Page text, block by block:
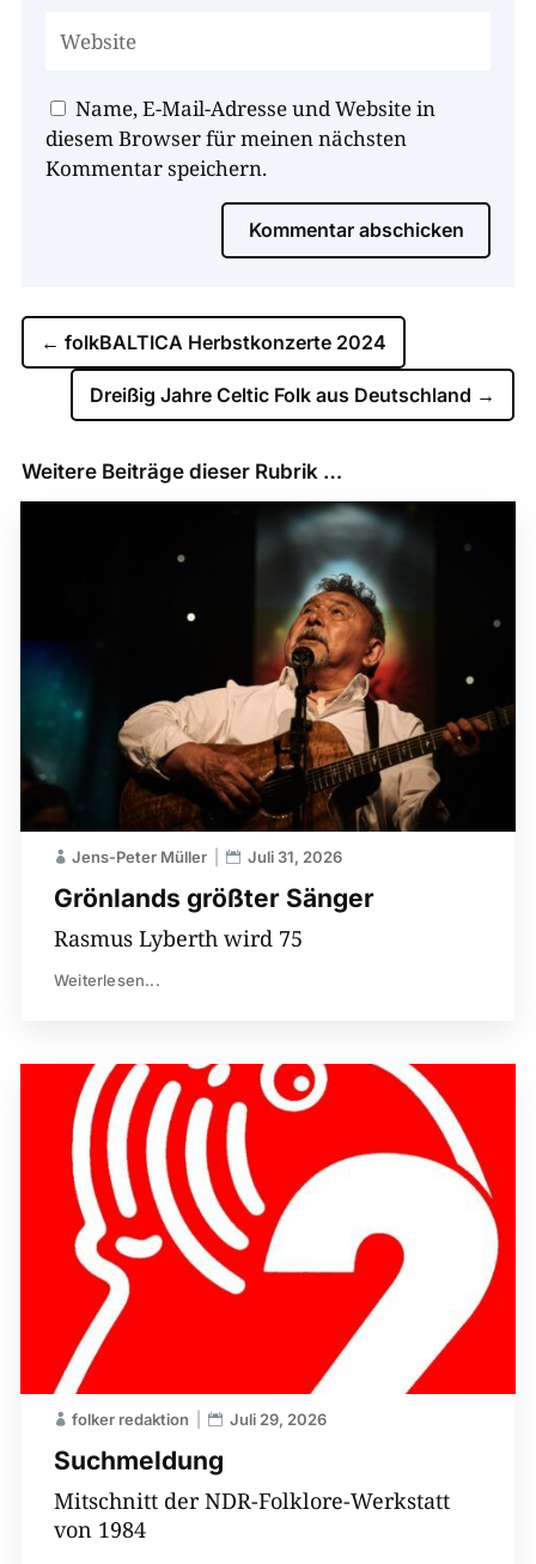
Name, E-Mail-Adresse und Website in
diesem Browser für meinen nächsten
Kommentar speichern.
Kommentar abschicken
← folkBALTICA Herbstkonzerte 2024
Dreißig Jahre Celtic Folk aus Deutschland →
Weitere Beiträge dieser Rubrik …
Grönlands größter Sänger
Jens-Peter Müller Juli 31, 2026
Rasmus Lyberth wird 75
Weiterlesen...
Suchmeldung
folker redaktion Juli 29, 2026
Mitschnitt der NDR-Folklore-Werkstatt
von 1984